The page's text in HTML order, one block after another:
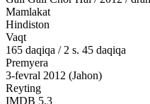
Mamlakat
Hindiston
Vaqt
165 daqiqa / 2 s. 45 daqiqa
Premyera
3-fevral 2012 (Jahon)
Reyting
IMDB 5.3